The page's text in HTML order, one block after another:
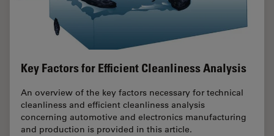
Key Factors for Efficient Cleanliness Analysis
An overview of the key factors necessary for technical
cleanliness and efficient cleanliness analysis
concerning automotive and electronics manufacturing
and production is provided in this article.